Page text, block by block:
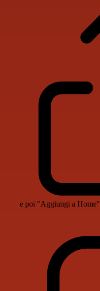
e poi "Aggiungi a Home"